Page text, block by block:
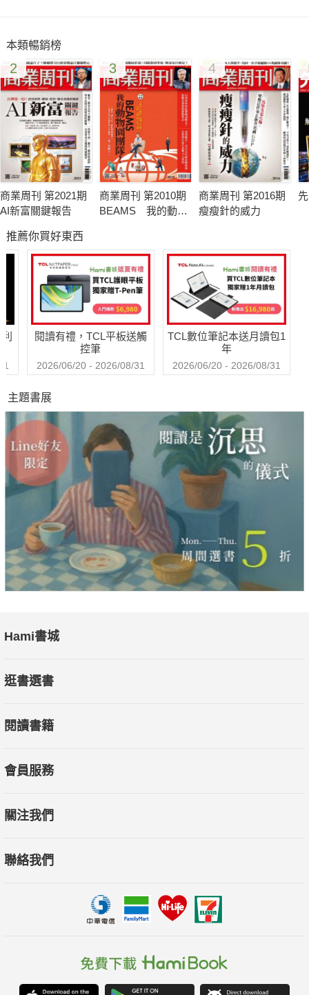
本類暢銷榜
2
商業周刊 第2021期
AI新富關鍵報告
3
商業周刊 第2010期
BEAMS 我的動物
4
商業周刊 第2016期
瘦瘦針的威力
推薦你買好東西
閱讀有禮，TCL平板送觸
控筆
2026/06/20 - 2026/08/31
TCL數位筆記本送月讀包1
年
2026/06/20 - 2026/08/31
主題書展
Hami書城
逛書選書
閱讀書籍
會員服務
關注我們
聯絡我們